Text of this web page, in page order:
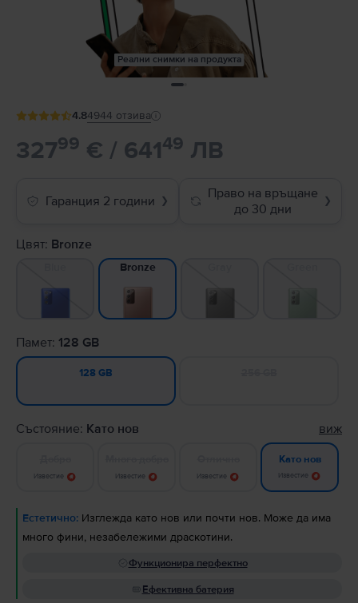
Реални снимки на продукта
4.84944 отзива
32799 € / 64149 ЛВ
Гаранция 2 години ❯
Право на връщане
до 30 дни
❯
Цвят: Bronze
Bronze
Памет: 128 GB
128 GB
Състояние: Като нов виж
Известие Известие Известие
Като нов
Известие
Естетично: Изглежда като нов или почти нов. Може да има
много фини, незабележими драскотини.
Функционира перфектно
Ефективна батерия